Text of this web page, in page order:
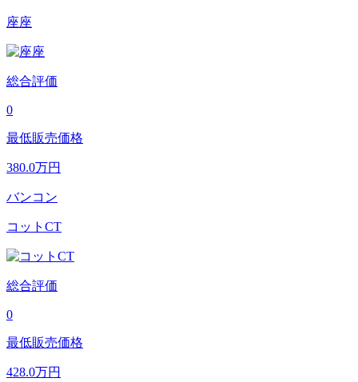
座座
総合評価
0
最低販売価格
380.0万円
バンコン
コットCT
総合評価
0
最低販売価格
428.0万円